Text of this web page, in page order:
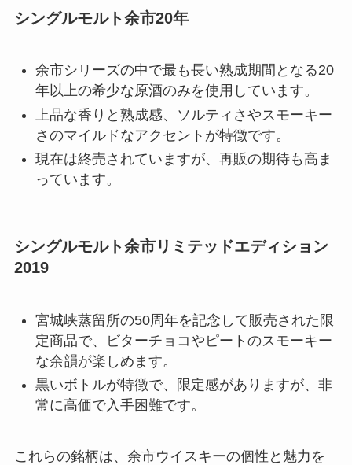
シングルモルト余市20年
余市シリーズの中で最も長い熟成期間となる20
年以上の希少な原酒のみを使用しています。
上品な香りと熟成感、ソルティさやスモーキー
さのマイルドなアクセントが特徴です。
現在は終売されていますが、再販の期待も高ま
っています。
シングルモルト余市リミテッドエディション
2019
宮城峡蒸留所の50周年を記念して販売された限
定商品で、ビターチョコやピートのスモーキー
な余韻が楽しめます。
黒いボトルが特徴で、限定感がありますが、非
常に高価で入手困難です。
これらの銘柄は、余市ウイスキーの個性と魅力を